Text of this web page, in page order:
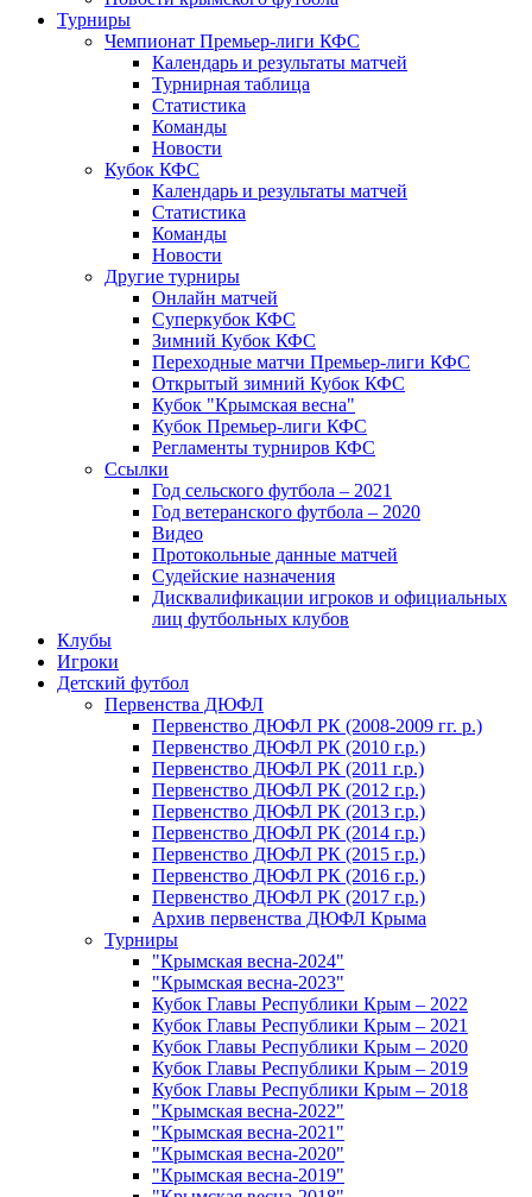
Турниры
Чемпионат Премьер-лиги КФС
Календарь и результаты матчей
Турнирная таблица
Статистика
Команды
Новости
Кубок КФС
Календарь и результаты матчей
Статистика
Команды
Новости
Другие турниры
Онлайн матчей
Суперкубок КФС
Зимний Кубок КФС
Переходные матчи Премьер-лиги КФС
Открытый зимний Кубок КФС
Кубок "Крымская весна"
Кубок Премьер-лиги КФС
Регламенты турниров КФС
Ссылки
Год сельского футбола – 2021
Год ветеранского футбола – 2020
Видео
Протокольные данные матчей
Судейские назначения
Дисквалификации игроков и официальных
лиц футбольных клубов
Клубы
Игроки
Детский футбол
Первенства ДЮФЛ
Первенство ДЮФЛ РК (2008-2009 гг. р.)
Первенство ДЮФЛ РК (2010 г.р.)
Первенство ДЮФЛ РК (2011 г.р.)
Первенство ДЮФЛ РК (2012 г.р.)
Первенство ДЮФЛ РК (2013 г.р.)
Первенство ДЮФЛ РК (2014 г.р.)
Первенство ДЮФЛ РК (2015 г.р.)
Первенство ДЮФЛ РК (2016 г.р.)
Первенство ДЮФЛ РК (2017 г.р.)
Архив первенства ДЮФЛ Крыма
Турниры
"Крымская весна-2024"
"Крымская весна-2023"
Кубок Главы Республики Крым – 2022
Кубок Главы Республики Крым – 2021
Кубок Главы Республики Крым – 2020
Кубок Главы Республики Крым – 2019
Кубок Главы Республики Крым – 2018
"Крымская весна-2022"
"Крымская весна-2021"
"Крымская весна-2020"
"Крымская весна-2019"